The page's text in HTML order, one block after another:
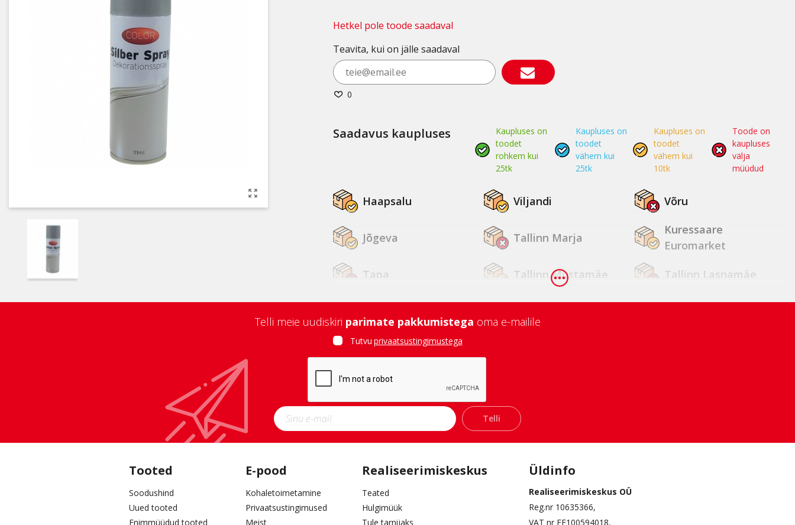
Hetkel pole toode saadaval
Teavita, kui on jälle saadaval
0
Saadavus kaupluses
Kaupluses on
toodet
rohkem kui
25tk
Kaupluses on
toodet
vähem kui
25tk
Kaupluses on
toodet
vähem kui
10tk
Toode on
kaupluses
välja
müüdud
Haapsalu Viljandi Võru
Jõgeva Tallinn Marja
Kuressaare
Euromarket
Tapa Tallinn Mustamäe Tallinn Lasnamäe
Tallinn Kopli Tartu Zeppelin Tartu Annelinn
Jõhvi
Pärnu Rakvere
Telli meie uudiskiri parimate pakkumistega oma e-mailile
Tutvu privaatsustingimustega
Telli
Tooted
Soodushind
Uued tooted
Enimmüüdud tooted
E-pood
Kohaletoimetamine
Privaatsustingimused
Meist
Realiseerimiskeskus
Teated
Hulgimüük
Tule tarnijaks
Üldinfo
Realiseerimiskeskus OÜ
Reg.nr 10635366,
VAT nr EE100594018,